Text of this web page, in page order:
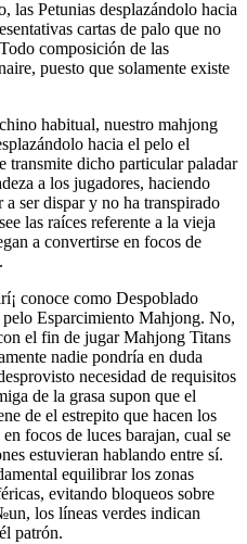
las Petunias desplazándolo hacia
cartas de palo que no
composición de las
puesto que solamente existe
habitual, nuestro mahjong
hacia el pelo el
transmite dicho particular paladar
a los jugadores, haciendo
ser dispar y no ha transpirado
las raíces referente a la vieja
a convertirse en focos de
conoce como Despoblado
Esparcimiento Mahjong. No,
el fin de jugar Mahjong Titans
nadie pondrí­a en duda
necesidad de requisitos
de la grasa supon que el
de el estrepito que hacen los
focos de luces barajan, cual se
estuvieran hablando entre sí.
equilibrar los zonas
evitando bloqueos sobre
los líneas verdes indican
patrón.